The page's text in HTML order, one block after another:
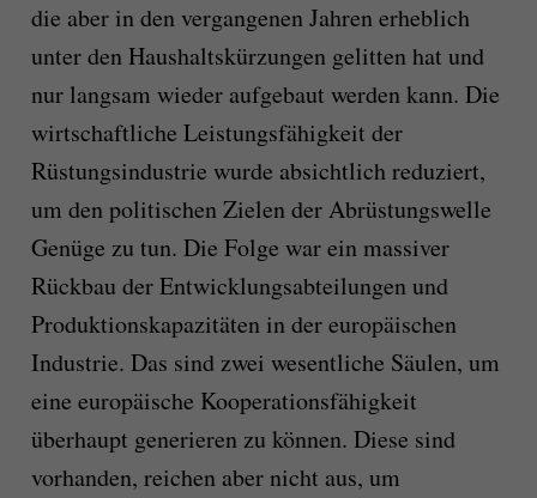
die aber in den vergangenen Jahren erheblich
unter den Haushaltskürzungen gelitten hat und
nur langsam wieder aufgebaut werden kann. Die
wirtschaftliche Leistungsfähigkeit der
Rüstungsindustrie wurde absichtlich reduziert,
um den politischen Zielen der Abrüstungswelle
Genüge zu tun. Die Folge war ein massiver
Rückbau der Entwicklungsabteilungen und
Produktionskapazitäten in der europäischen
Industrie. Das sind zwei wesentliche Säulen, um
eine europäische Kooperationsfähigkeit
überhaupt generieren zu können. Diese sind
vorhanden, reichen aber nicht aus, um